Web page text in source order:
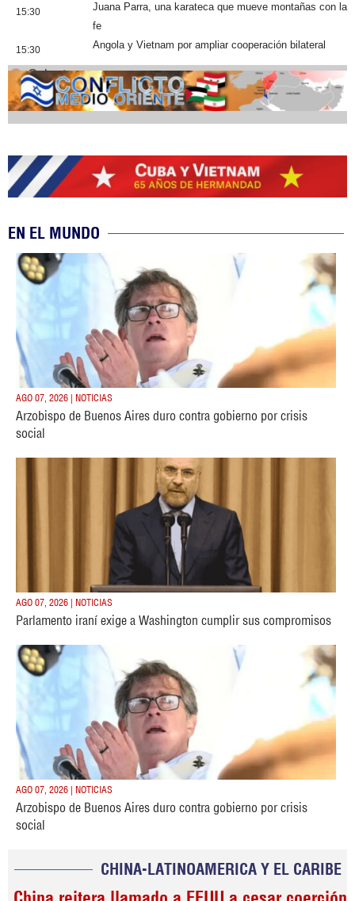
15:30
Juana Parra, una karateca que mueve montañas con la
fe
15:30 Angola y Vietnam por ampliar cooperación bilateral
Cobertura
EN EL MUNDO
AGO 07, 2026 | NOTICIAS
Arzobispo de Buenos Aires duro contra gobierno por crisis
social
AGO 07, 2026 | NOTICIAS
Parlamento iraní exige a Washington cumplir sus compromisos
AGO 07, 2026 | NOTICIAS
Arzobispo de Buenos Aires duro contra gobierno por crisis
social
CHINA-LATINOAMERICA Y EL CARIBE